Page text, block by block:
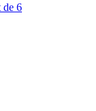
de 6